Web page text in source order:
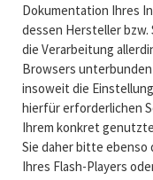
Dokumentation Ihres
dessen Hersteller bzw.
die Verarbeitung
Browsers
insoweit die
hierfür erforderlichen
Ihrem konkret
Sie daher bitte
Ihres Flash-Players